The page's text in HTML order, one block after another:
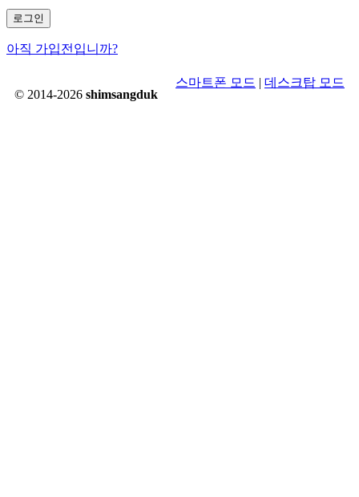
로그인
아직 가입전입니까?
© 2014-2026 shimsangduk
스마트폰 모드 | 데스크탑 모드